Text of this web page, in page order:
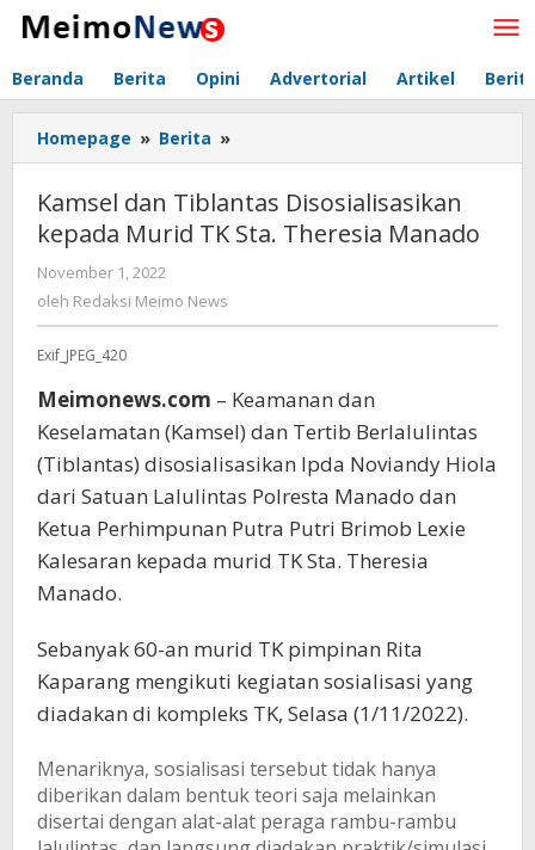
Lewati
Beranda Berita Opini Advertorial Artikel
Homepage » Berita »
dan
Disosialisasikan
kepada
Kamsel dan Tiblantas Disosialisasikan
kepada Murid TK Sta. Theresia Manado
November 1, 2022
Redaksi
oleh Redaksi Meimo News
Exif_JPEG_420
Meimonews.com – Keamanan dan
Keselamatan (Kamsel) dan Tertib Berlalulintas
(Tiblantas) disosialisasikan Ipda Noviandy Hiola
dari Satuan Lalulintas Polresta Manado dan
Ketua Perhimpunan Putra Putri Brimob Lexie
Kalesaran kepada murid TK Sta. Theresia
Manado.
Sebanyak 60-an murid TK pimpinan Rita
Kaparang mengikuti kegiatan sosialisasi yang
diadakan di kompleks TK, Selasa (1/11/2022).
Menariknya, sosialisasi tersebut tidak hanya
diberikan dalam bentuk teori saja melainkan
disertai dengan alat-alat peraga rambu-rambu